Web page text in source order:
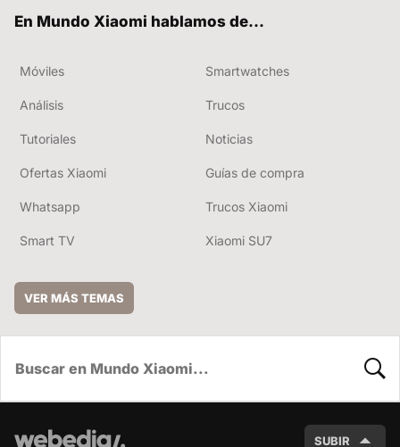
En Mundo Xiaomi hablamos de...
Móviles Smartwatches
Análisis Trucos
Tutoriales Noticias
Ofertas Xiaomi Guías de compra
Whatsapp Trucos Xiaomi
Smart TV Xiaomi SU7
VER MÁS TEMAS
SUBIR